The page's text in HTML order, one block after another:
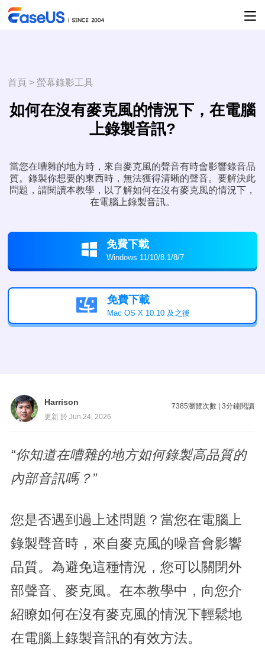
首頁 >螢幕錄影工具
如何在沒有麥克風的情況下，在電腦
上錄製音訊?
當您在嘈雜的地方時，來自麥克風的聲音有時會影響錄音品
質。錄製你想要的東西時，無法獲得清晰的聲音。要解決此
問題，請閱讀本教學，以了解如何在沒有麥克風的情況下，
在電腦上錄製音訊。
 免費下載
Windows 11/10/8.1/8/7
 免費下載
Mac OS X 10.10 及之後
Harrison
更新 於 Jun 24, 2026
7385瀏覽次數 |3分鐘閱讀
“你知道在嘈雜的地方如何錄製高品質的
內部音訊嗎？”
您是否遇到過上述問題？當您在電腦上
錄製聲音時，來自麥克風的噪音會影響
品質。為避免這種情況，您可以關閉外
部聲音、麥克風。在本教學中，向您介
紹瞭如何在沒有麥克風的情況下輕鬆地
在電腦上錄製音訊的有效方法。